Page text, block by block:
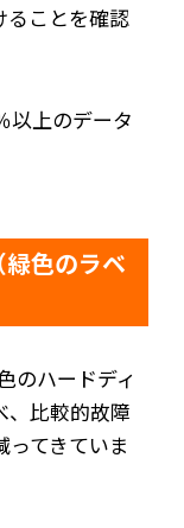
ることを確認
以上のデータ
色のラベ
のハードディ
、比較的故障
てきていま